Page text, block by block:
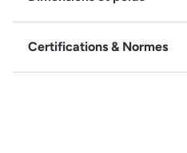
Certifications & Normes